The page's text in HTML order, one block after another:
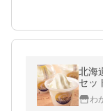
北海
セッ
寄せ
すめ
わ